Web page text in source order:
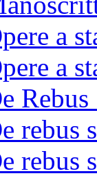
a
a
rebus
rebus